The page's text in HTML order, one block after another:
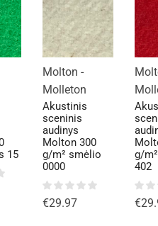
15
Molton -
Molleton
Akustinis
sceninis
audinys
Molton 300
g/m² smėlio
0000
€29.97
g/
402
€